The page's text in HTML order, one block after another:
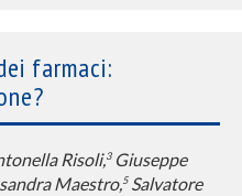
farmaci:
Risoli,3Giuseppe
Maestro,5Salvatore